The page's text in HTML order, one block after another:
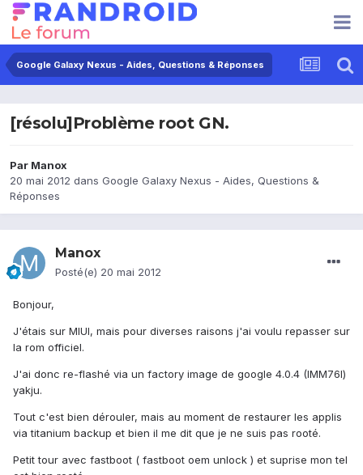
Google Galaxy Nexus - Aides, Questions & Réponses
[résolu]Problème root GN.
Par Manox
20 mai 2012 dans Google Galaxy Nexus - Aides, Questions &
Réponses
Manox
Posté(e) 20 mai 2012
Bonjour,
J'étais sur MIUI, mais pour diverses raisons j'ai voulu repasser sur
la rom officiel.
J'ai donc re-flashé via un factory image de google 4.0.4 (IMM76I)
yakju.
Tout c'est bien dérouler, mais au moment de restaurer les applis
via titanium backup et bien il me dit que je ne suis pas rooté.
Petit tour avec fastboot ( fastboot oem unlock ) et suprise mon tel